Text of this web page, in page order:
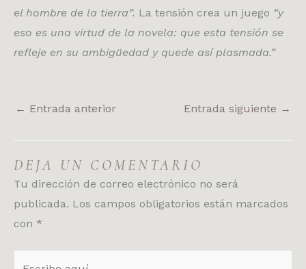
el hombre de la tierra”. La tensión crea un juego “y
eso es una virtud de la novela: que esta tensión se
refleje en su ambigüedad y quede así plasmada.”
← Entrada anterior Entrada siguiente →
DEJA UN COMENTARIO
Tu dirección de correo electrónico no será
publicada. Los campos obligatorios están marcados
con *